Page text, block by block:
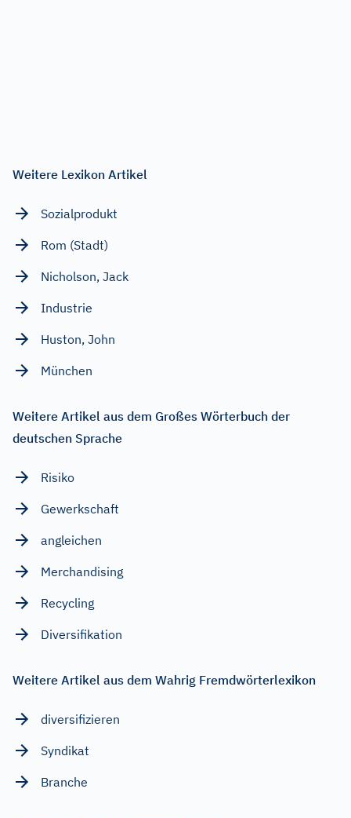
Weitere Lexikon Artikel
Sozialprodukt
Rom (Stadt)
Nicholson, Jack
Industrie
Huston, John
München
Weitere Artikel aus dem Großes Wörterbuch der
deutschen Sprache
Risiko
Gewerkschaft
angleichen
Merchandising
Recycling
Diversifikation
Weitere Artikel aus dem Wahrig Fremdwörterlexikon
diversifizieren
Syndikat
Branche